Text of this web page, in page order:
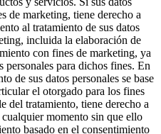
de marketing, tiene derecho a
al tratamiento de sus datos
incluida la elaboración de
con fines de marketing, ya
personales para dichos fines. En
de sus datos personales se base
el otorgado para los fines
del tratamiento, tiene derecho a
momento sin que ello
basado en el consentimiento